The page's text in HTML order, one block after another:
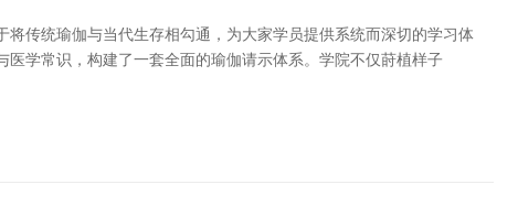
传统瑜伽与当代生存相勾通，为大家学员提供系统而深切的学习体
学常识，构建了一套全面的瑜伽请示体系。学院不仅莳植样子